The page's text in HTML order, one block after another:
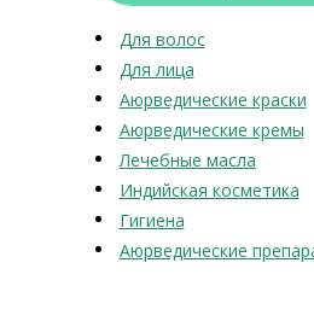
Для волос
Для лица
Аюрведические краски
Аюрведические кремы
Лечебные масла
Индийская косметика
Гигиена
Аюрведические